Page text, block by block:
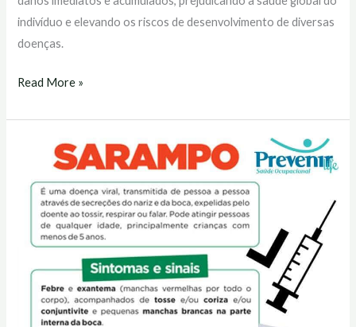
indivíduo e elevando os riscos de desenvolvimento de diversas
doenças.
Read More »
sarampo,
tinha
praticamente
sumido,